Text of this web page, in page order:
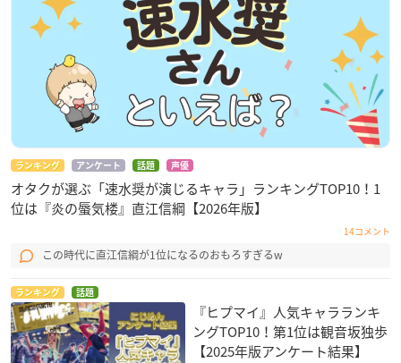
ランキング アンケート 話題 声優
オタクが選ぶ「速水奨が演じるキャラ」ランキングTOP10！1
位は『炎の蜃気楼』直江信綱【2026年版】
14コメント
この時代に直江信綱が1位になるのおもろすぎるw
ランキング 話題
『ヒプマイ』人気キャラランキ
ングTOP10！第1位は観音坂独歩
【2025年版アンケート結果】